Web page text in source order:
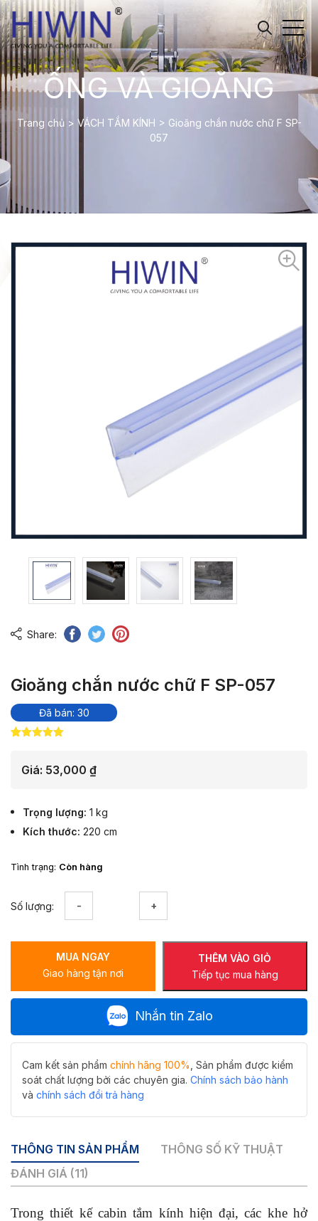
ỐNG VÀ GIOĂNG
Trang chủ> VÁCH TẮM KÍNH > Gioăng chắn nước chữ F SP-
057
Share:
Gioăng chắn nước chữ F SP-057
Đã bán: 30
đánh giá
Giá: 53,000 ₫
Trọng lượng 1 kg
Kích thước 220 cm
Tình trạng: Còn hàng
Số lượng:
chữ
F
SP-
lượng
THÊM VÀO GIỎ
Tiếp tục mua hàng
MUA NGAY
Giao hàng tận nơi
Nhắn tin Zalo
Cam kết sản phẩm chính hãng 100% , Sản phẩm được kiểm
soát chất lượng bởi các chuyên gia. Chính sách bảo hành
và chính sách đổi trả hàng
THÔNG TIN SẢN PHẨM
THÔNG SỐ KỸ THUẬT
ĐÁNH GIÁ (11)
Trong thiết kế cabin tắm kính hiện đại, các khe hở